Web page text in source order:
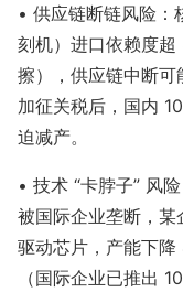
• 供应链断链风险：
刻机）进口依赖度
擦），供应链中断
加征关税后，国内
迫减产。
• 技术 “卡脖子” 风
被国际企业垄断，
驱动芯片，产能下
（国际企业已推出